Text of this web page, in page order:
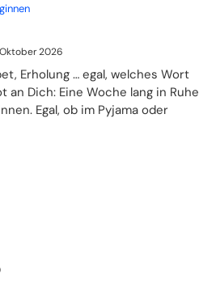
:
2026
Erholung … egal, welches Wort
Dich: Eine Woche lang in Ruhe
Egal, ob im Pyjama oder